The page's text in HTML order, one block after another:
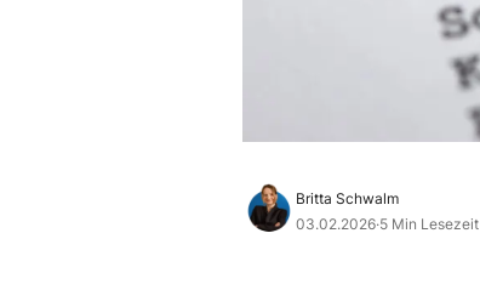
Britta Schwalm
03.02.2026·5 Min Lesezeit